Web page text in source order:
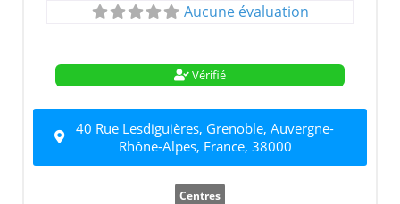
Aucune évaluation
Vérifié
40 Rue Lesdiguières, Grenoble, Auvergne-
Rhône-Alpes, France, 38000
Centres